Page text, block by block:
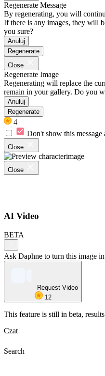
Regenerate Message
By regenerating, you will
If there is any images, they will
you sure?
Anuluj
Regenerate
Close
Regenerate Image
Regenerating will replace the
remain in your gallery. Do you
Anuluj
Regenerate
4
Don't show this message
Close
Close
AI Video
BETA
Ask Daphne to turn this image
Request Video
12
This feature is still in beta,
Czat
Search